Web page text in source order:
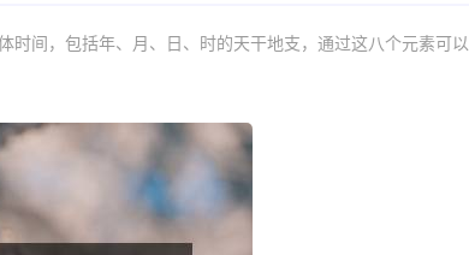
时间，包括年、月、日、时的天干地支，通过这八个元素可以